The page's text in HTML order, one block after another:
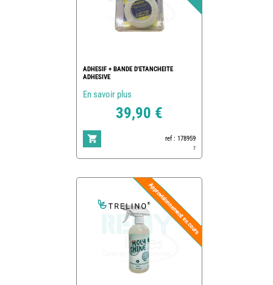
ADHESIF + BANDE D'ETANCHEITE
ADHESIVE
En savoir plus
39,90 €
ref : 178959
7